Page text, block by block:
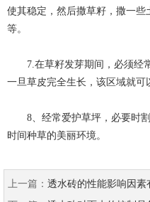
使其稳定，然后撒草籽，撒一些
等。
7.在草籽发芽期间，必须经常
一旦草皮完全生长，该区域就可
8、经常爱护草坪，必要时割
时间种草的美丽环境。
上一篇： 透水砖的性能影响因素